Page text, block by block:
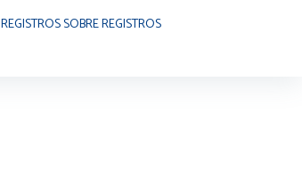
REGISTROS SOBRE REGISTROS